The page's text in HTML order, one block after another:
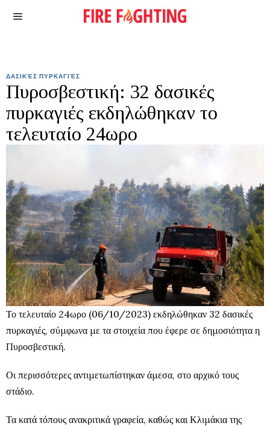
ΔΑΣΙΚΈΣ ΠΥΡΚΑΓΙΈΣ
Πυροσβεστική: 32 δασικές
πυρκαγιές εκδηλώθηκαν το
τελευταίο 24ωρο
Το τελευταίο 24ωρο (06/10/2023) εκδηλώθηκαν 32 δασικές
πυρκαγιές, σύμφωνα με τα στοιχεία που έφερε σε δημοσιότητα η
Πυροσβεστική.
Οι περισσότερες αντιμετωπίστηκαν άμεσα, στο αρχικό τους
στάδιο.
Τα κατά τόπους ανακριτικά γραφεία, καθώς και Κλιμάκια της